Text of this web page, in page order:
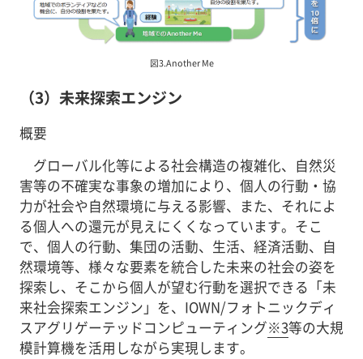
図3.Another Me
（3）未来探索エンジン
概要
グローバル化等による社会構造の複雑化、自然災
害等の不確実な事象の増加により、個人の行動・協
力が社会や自然環境に与える影響、また、それによ
る個人への還元が見えにくくなっています。そこ
で、個人の行動、集団の活動、生活、経済活動、自
然環境等、様々な要素を統合した未来の社会の姿を
探索し、そこから個人が望む行動を選択できる「未
来社会探索エンジン」を、IOWN/フォトニックディ
スアグリゲーテッドコンピューティング※3等の大規
模計算機を活用しながら実現します。